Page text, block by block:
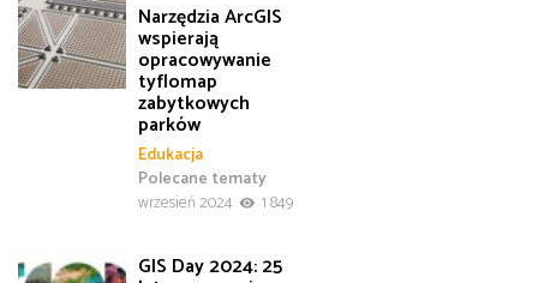
Narzędzia ArcGIS
wspierają
opracowywanie
tyflomap
zabytkowych
parków
Edukacja
Polecane tematy
wrzesień 2024
1 849
GIS Day 2024: 25